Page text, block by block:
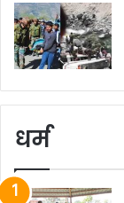
धर्म